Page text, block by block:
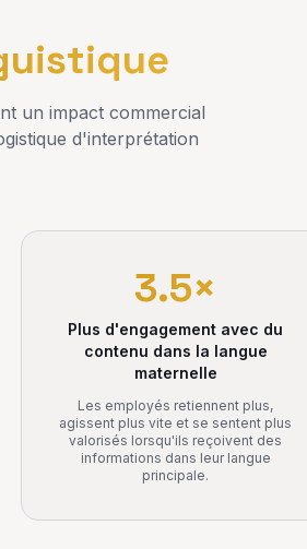
un impact commercial
d'interprétation
3.5×
Plus d'engagement avec du
contenu dans la langue
maternelle
Les employés retiennent plus,
agissent plus vite et se sentent plus
valorisés lorsqu'ils reçoivent des
informations dans leur langue
principale.